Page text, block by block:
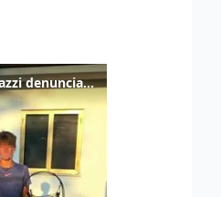
Caso Pradamano, parla uno dei ragazzi denunciati per la limonata: "Volevo anche aiutare i miei"